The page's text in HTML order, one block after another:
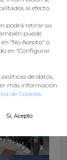
al efecto.
podrá retirar su
puede
“No Acepto" o
en “Configurar
de datos,
más información
de Cookies.
Sí, Acepto